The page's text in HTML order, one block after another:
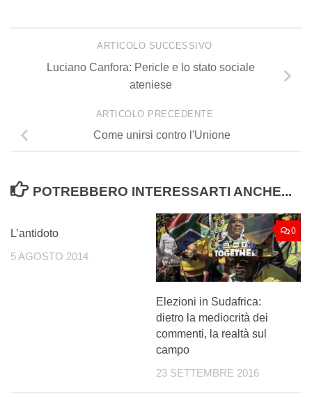
ARTICOLO SUCCESSIVO
Luciano Canfora: Pericle e lo stato sociale
ateniese
ARTICOLO PRECEDENTE
Come unirsi contro l'Unione
POTREBBERO INTERESSARTI ANCHE...
L’antidoto
5 AGOSTO 2014
0
Elezioni in Sudafrica:
dietro la mediocrità dei
commenti, la realtà sul
campo
23 SETTEMBRE 2016